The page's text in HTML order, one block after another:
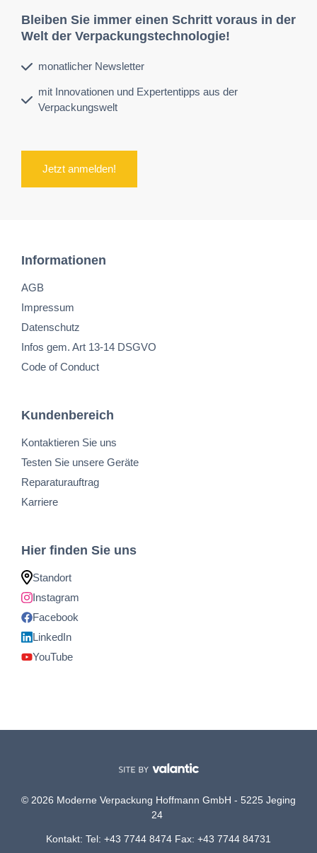
Bleiben Sie immer einen Schritt voraus in der
Welt der Verpackungstechnologie!
monatlicher Newsletter
mit Innovationen und Expertentipps aus der
Verpackungswelt
Jetzt anmelden!
Informationen
AGB
Impressum
Datenschutz
Infos gem. Art 13-14 DSGVO
Code of Conduct
Kundenbereich
Kontaktieren Sie uns
Testen Sie unsere Geräte
Reparaturauftrag
Karriere
Hier finden Sie uns
Standort
Instagram
Facebook
LinkedIn
YouTube
© 2026 Moderne Verpackung Hoffmann GmbH - 5225 Jeging
24
Kontakt: Tel: +43 7744 8474 Fax: +43 7744 84731